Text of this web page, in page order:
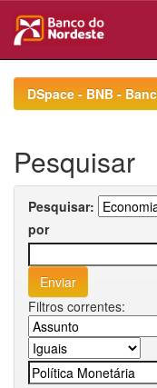
navigationDSpace - BNB -
Pesquisar
Pesquisar:
por
Filtros correntes: